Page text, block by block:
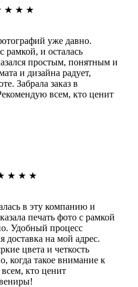
★ ★ ★
уже давно.
рамкой, и осталась
простым, понятным и
и дизайна радует,
Забрала заказ в
всем, кто ценит
★ ★ ★
в эту компанию и
печать фото с рамкой
Удобный процесс
доставка на мой адрес.
цвета и четкость
когда такое внимание к
кто ценит